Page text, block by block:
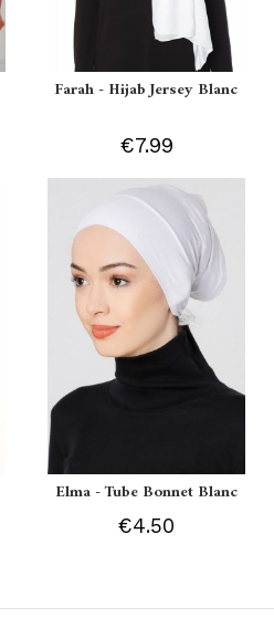
Farah - Hijab Jersey Blanc
€7.99
Elma - Tube Bonnet Blanc
€4.50